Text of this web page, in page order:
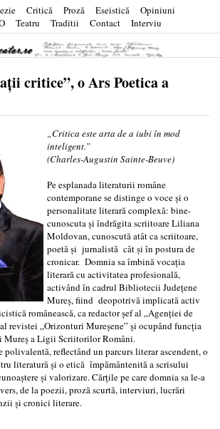
Critică Proză Eseistică
Opiniuni
Teatru Traditii Contact Interviu
critice”, o Ars Poetica a
„Critica este arta de a iubi în mod
inteligent.”
(Charles-Augustin Sainte-Beuve)
Pe esplanada literaturii române
contemporane se distinge o voce și o
personalitate literară complexă: bine-
cunoscuta și îndrăgita scriitoare Liliana
Moldovan, cunoscută atât ca scriitoare,
poetă și jurnalistă cât și în postura de
cronicar. Domnia sa îmbină vocația
literară cu activitatea profesională,
activând în cadrul Bibliotecii Județene
Mureș, fiind deopotrivă implicată activ
românească, ca redactor șef al „Agenției de
revistei „Orizonturi Mureșene” și ocupând funcția
Mureș a Ligii Scriitorilor Români.
polivalentă, reflectând un parcurs literar ascendent, o
literatură și o etică împământenită a scrisului
și valorizare. Cărțile pe care domnia sa le-a
de la poezii, proză scurtă, interviuri, lucrări
și cronici literare.